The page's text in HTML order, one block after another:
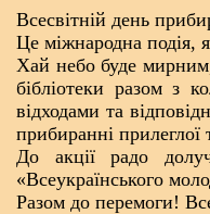
Всесвітній день
Це міжнародна подія,
Хай небо буде
бібліотеки разом з
відходами та
прибиранні прилеглої
До акції радо
«Всеукраїнського
Разом до перемоги!